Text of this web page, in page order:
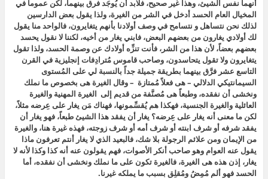
أنهما نفس الشيئ، وهذا غير صحيح، فلابد أن يُوجَد فرق بينهما، لكن عموماً في
المخيال العام الحسد أدخل في الشر من الغيرة، ولذا يقول بعض الدارسين
لذلك نحن نتساهل و نتسامح في وصف أولادنا بأنهم يتغايرون، فالواحد منا يقول
لك أولادي يغارون من بعضهم البعض، فابني يغار من أخيه، لكننا لا نقول يحسد
بعضهم بعضاً، لأن هذا من الشر، فأنت تنزِّه أولادك عن وصمة الحسد، ولذا تقول
يتغايرون ولا تقول يتحاسدون، وصاحب قاموس مُترادِفات إنجليزية في القرن
التاسع عشر فرَّق بينهما بطريقة جميلة جداً بالنسبة لي على المُستوى
السيمانتيكي الدلالي – هى فعلاً مُمتازة – وقال الغيرة هى بخصوص ما نملك
ونخشى أن نفقده، وطبعاً هى مُصنَّفة من قديم إلى الغيرة المهنية والغيرة
العائلية والغيرة الجنسية، فهكذا هم يُقسِّمونها، فهناك مَن يغار على عِرضه مثلاً،
لكن ما معنى أنه يغار على عِرضه؟ يغار أن يفقد هذا الشيئ طبعاً، فهو يغار أن
يفقد شرفه أو شرف ابنته أو شرف أمه أو شرف زوجته، فهذه غيرة هنا، والغيرة
من الإيمان ومن علائم الرجولة بلا شك، فالبعيد الذي لا يغار أنتم تعرفون ماذا
يقول عنه العوام وهو صاحب أنكر الأصوات، فهم يقولون عنه أنه كذا وكذا لأنه لا
يغار، إذن هذه هى الغيرة، فالغيرة تكون على ما نملك ونخشى أن نفقده، أما
الحسد فهو ألم مُمِضُ ومُقلِق بسبب ما يملكه غيرنا.